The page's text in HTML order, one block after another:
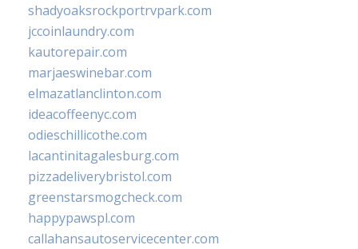
shadyoaksrockportrvpark.com
jccoinlaundry.com
kautorepair.com
marjaeswinebar.com
elmazatlanclinton.com
ideacoffeenyc.com
odieschillicothe.com
lacantinitagalesburg.com
pizzadeliverybristol.com
greenstarsmogcheck.com
happypawspl.com
callahansautoservicecenter.com